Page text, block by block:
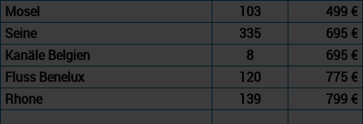
Mosel 103
499 €
Seine
335
695 €
Kanäle Belgien
8
695 €
Fluss Benelux
120
775 €
Rhone
139 799 €